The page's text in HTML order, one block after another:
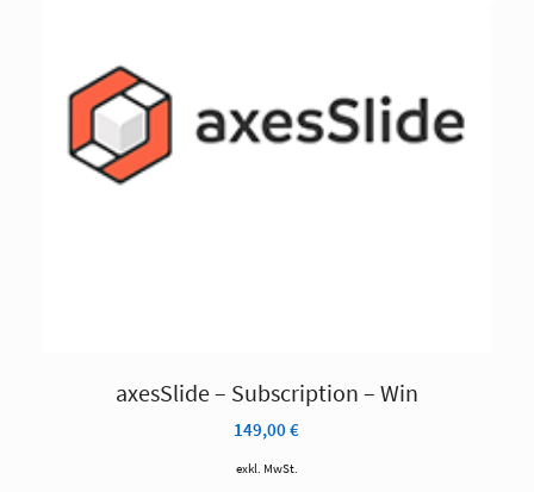
axesSlide – Subscription – Win
149,00€
exkl. MwSt.